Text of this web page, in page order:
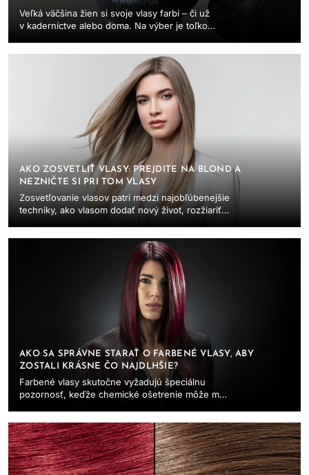
Veľká väčšina žien si svoje vlasy farbí – či už
v kaderníctve alebo doma. Na výber je toľko
AKO ZOSVETLIŤ VLASY: PREJDITE NA BLOND A
NEZNIČTE SI PRI TOM VLASY
Zosvetľovanie vlasov patrí medzi najobľúbenejšie
techniky, ako vlasom dodať nový život, rozžiariť
AKO SA SPRÁVNE STARAŤ O FARBENÉ VLASY, ABY
ZOSTALI KRÁSNE ČO NAJDLHŠIE?
Farbené vlasy skutočne vyžadujú špeciálnu
pozornosť, keďže chemické ošetrenie môže mať